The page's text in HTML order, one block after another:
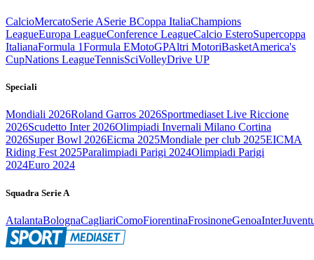
CalcioMercatoSerie ASerie BCoppa ItaliaChampions
LeagueEuropa LeagueConference LeagueCalcio EsteroSupercoppa
ItalianaFormula 1Formula EMotoGPAltri MotoriBasketAmerica's
CupNations LeagueTennisSciVolleyDrive UP
Speciali
Mondiali 2026Roland Garros 2026Sportmediaset Live Riccione
2026Scudetto Inter 2026Olimpiadi Invernali Milano Cortina
2026Super Bowl 2026Eicma 2025Mondiale per club 2025EICMA
Riding Fest 2025Paralimpiadi Parigi 2024Olimpiadi Parigi
2024Euro 2024
Squadra Serie A
AtalantaBolognaCagliariComoFiorentinaFrosinoneGenoaInter